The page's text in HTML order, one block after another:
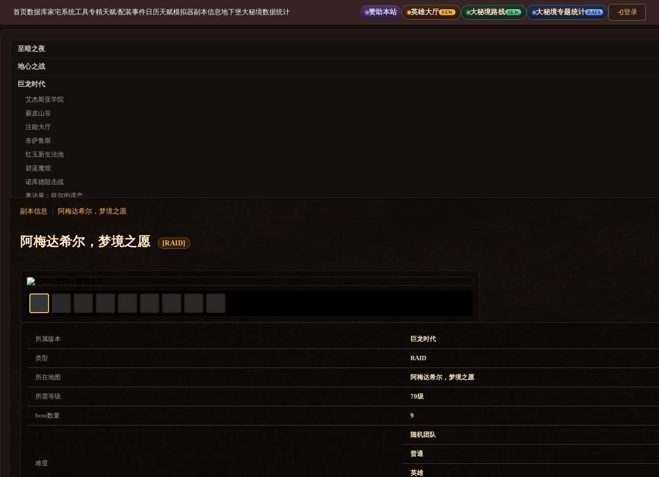
首页数据库家宅系统工具专精天赋/配装事件日历天赋模拟器副本信息地下堡大秘境数据统计 赞助本站 英雄大厅 NEW 大秘境路线 NEW 大秘境专题统计 DATA 登录
至暗之夜
地心之战
巨龙时代
艾杰斯亚学院
蕨皮山谷
注能大厅
奈萨鲁斯
红玉新生法池
碧蓝魔馆
诺库德阻击战
奥达曼：提尔的遗产
永恒黎明
化身巨龙牢窟
暗影国度
熊猫人之谜
大地的裂变
巫妖王之怒
燃烧的远征
副本信息 阿梅达希尔，梦境之愿
阿梅达希尔，梦境之愿 [RAID]
所属版本 巨龙时代
类型 RAID
所在地图 阿梅达希尔，梦境之愿
所需等级 70级
boss数量 9
难度
随机团队
普通
英雄